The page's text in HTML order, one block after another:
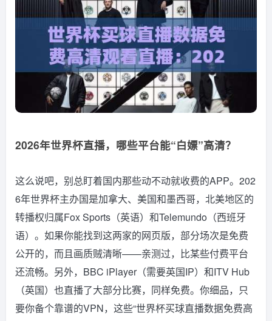
2026年世界杯直播，哪些平台能“白嫖”高清？
这么说吧，别总盯着国内那些动不动就收费的APP。202
6年世界杯主办国是加拿大、美国和墨西哥，北美地区的
转播权归属Fox Sports（英语）和Telemundo（西班牙
语）。如果你能找到这两家的网页版，部分场次是免费
公开的，而且画质贼清晰——亲测过，比某些付费平台
还流畅。另外，BBC iPlayer（需要英国IP）和ITV Hub
（英国）也直播了大部分比赛，同样免费。你细品，只
要你备个靠谱的VPN，这些“世界杯买球直播数据免费高